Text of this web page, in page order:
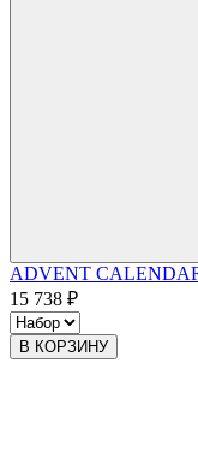
ADVENT
15 738 ₽
В КОРЗИНУ